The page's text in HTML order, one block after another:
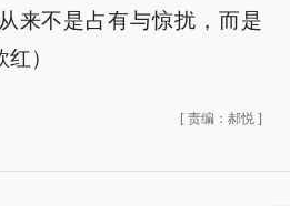
来不是占有与惊扰，而是
）
[ 责编：郝悦 ]